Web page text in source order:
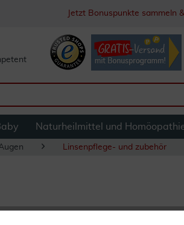
Jetzt Bonuspunkte sammeln
Naturheilmittel und
Linsenpflege- und zubehör
Minim Eyot